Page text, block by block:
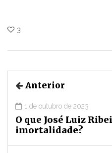
3
Anterior
1 de outubro de 2023
O que José Luiz
imortalidade?